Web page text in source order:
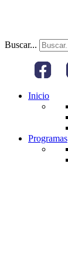
Buscar...
Inicio
Programas